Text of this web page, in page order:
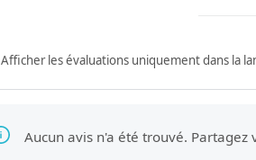
Afficher les évaluations uniquement dans la
Aucun avis n'a été trouvé. Partagez